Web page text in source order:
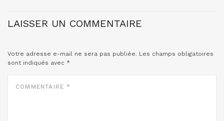
LAISSER UN COMMENTAIRE
Votre adresse e-mail ne sera pas publiée. Les champs obligatoires
sont indiqués avec *